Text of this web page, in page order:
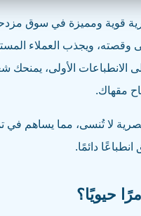
قوية ومميزة في سوق
ويجذب العملاء
الانطباعات الأولى، يمنحك
مقهاك.
لا تُنسى، مما يساهم في
دائمًا.
حيويًا؟